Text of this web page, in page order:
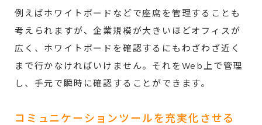
例えばホワイトボードなどで座席を管理することも
考えられますが、企業規模が大きいほどオフィスが
広く、ホワイトボードを確認するにもわざわざ近く
まで行かなければいけません。それをWeb上で管理
し、手元で瞬時に確認することができます。
コミュニケーションツールを充実化させる